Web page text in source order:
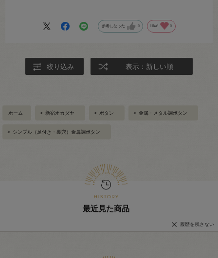
参考になった 0 Like! 0
絞り込み 表示：新しい順
ホーム > 新宿オカダヤ > ボタン > 金属・メタル調ボタン
> シンプル（足付き・裏穴）金属調ボタン
最近見た商品
履歴を残さない